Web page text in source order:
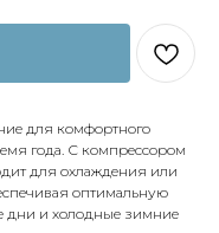
для комфортного
года. С компрессором
для охлаждения или
оптимальную
дни и холодные зимние